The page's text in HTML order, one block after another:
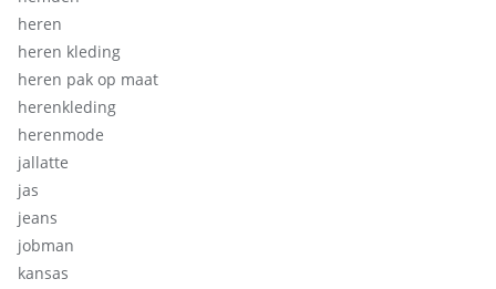
heren
heren kleding
heren pak op maat
herenkleding
herenmode
jallatte
jas
jeans
jobman
kansas